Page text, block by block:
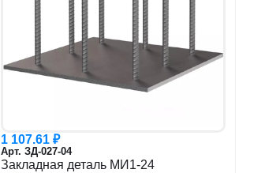
1 107.61 ₽
Арт. ЗД-027-04
Закладная деталь МИ1-24